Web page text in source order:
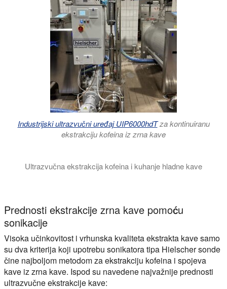
Industrijski ultrazvučni uređaj UIP6000hdTza kontinuiranu
ekstrakciju kofeina iz zrna kave
Ultrazvučna ekstrakcija kofeina i kuhanje hladne kave
Prednosti ekstrakcije zrna kave pomoću
sonikacije
Visoka učinkovitost i vrhunska kvaliteta ekstrakta kave samo
su dva kriterija koji upotrebu sonikatora tipa Hielscher sonde
čine najboljom metodom za ekstrakciju kofeina i spojeva
kave iz zrna kave. Ispod su navedene najvažnije prednosti
ultrazvučne ekstrakcije kave: